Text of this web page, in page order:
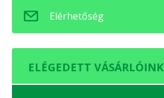
Elérhetőség
ELÉGEDETT VÁSÁRLÓINK